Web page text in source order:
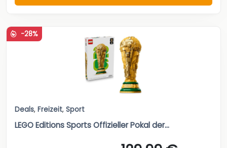
-28%
Deals, Freizeit, Sport
LEGO Editions Sports Offizieller Pokal der...